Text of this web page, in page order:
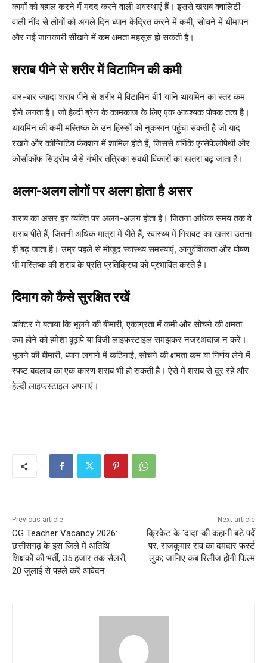
कामों को बहाल करने में मदद करने वाली अवस्थाएं हैं। इससे खराब क्वालिटी
वाली नींद से लोगों को अगले दिन ध्यान केंद्रित करने में कमी, सोचने में धीमापन
और नई जानकारी सीखने में कम क्षमता महसूस हो सकती है।
शराब पीने से शरीर में विटामिन की कमी
बार-बार ज्यादा शराब पीने से शरीर में विटामिन बी1 यानि थायमिन का स्तर कम
होने लगता है। जो हेल्दी ब्रेन के कामकाज के लिए एक आवश्यक पोषक तत्व है।
थायमिन की कमी मस्तिष्क के उन हिस्सों को नुकसान पहुंचा सकती है जो याद
रखने और कॉग्निटिव फंक्शन में शामिल होते हैं, जिससे वर्निके एन्सेफेलोपैथी और
कोर्साकॉफ सिंड्रोम जैसे गंभीर तंत्रिका संबंधी विकारों का खतरा बढ़ जाता है।
अलग-अलग लोगों पर अलग होता है असर
शराब का असर हर व्यक्ति पर अलग-अलग होता है। जितना अधिक समय तक वे
शराब पीते हैं, जितनी अधिक मात्रा में पीते हैं, स्वास्थ्य में गिरावट का खतरा उतना
ही बढ़ जाता है। उम्र पहले से मौजूद स्वास्थ्य समस्याएं, आनुवंशिकता और पोषण
भी मस्तिष्क की शराब के प्रति प्रतिक्रिया को प्रभावित करते हैं।
दिमाग को कैसे सुरक्षित रखें
डॉक्टर ने बताया कि भूलने की बीमारी, एकाग्रता में कमी और सोचने की क्षमता
कम होने को हमेशा बुढ़ापे या बिजी लाइफस्टाइल समझकर नजरअंदाज न करें।
भूलने की बीमारी, ध्यान लगाने में कठिनाई, सोचने की क्षमता कम या निर्णय लेने में
स्पष्ट बदलाव का एक कारण शराब भी हो सकती है। ऐसे में शराब से दूर रहें और
हेल्दी लाइफस्टाइल अपनाएं।
Previous article
CG Teacher Vacancy 2026:
छत्तीसगढ़ के इस जिले में अतिथि
शिक्षकों की भर्ती, 35 हजार तक सैलरी,
20 जुलाई से पहले करें आवेदन
Next article
क्रिकेट के ‘दादा’ की कहानी बड़े पर्दे
पर, राजकुमार राव का दमदार फर्स्ट
लुक; जानिए कब रिलीज होगी फिल्म